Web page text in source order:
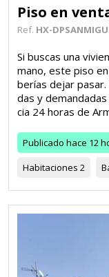
Piso en
Ref. HX-
Si buscas una
mano, este piso
berías dejar pasar.
das y
cia 24 horas de
Publicado hace 12
Habitaciones 2